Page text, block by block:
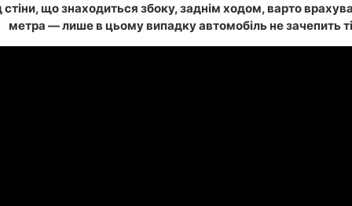
що знаходиться збоку, заднім ходом, варто
метра — лише в цьому випадку автомобіль не зачепить